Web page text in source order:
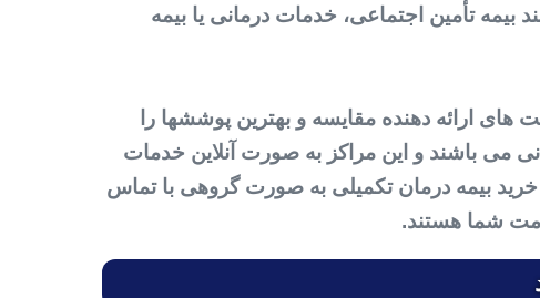
تأمین اجتماعی، خدمات درمانی یا بیمه
های ارائه دهنده مقایسه و بهترین پوششها را
می باشند و این مراکز به صورت آنلاین خدمات
خرید بیمه درمان تکمیلی به صورت گروهی با تماس
شما هستند.